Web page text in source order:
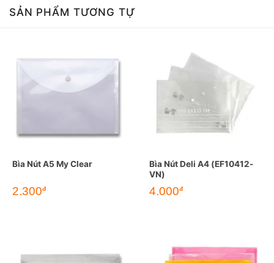
SẢN PHẨM TƯƠNG TỰ
Bìa Nút A5 My Clear
2.300đ
Bìa Nút Deli A4 (EF10412-
VN)
4.000đ